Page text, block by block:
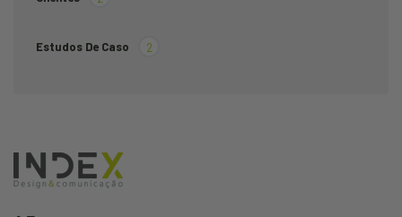
Estudos De Caso 2